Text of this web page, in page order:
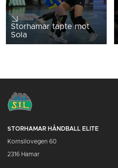
Storhamar tapte mot
Sola
STORHAMAR HÅNDBALL ELITE
Kornsilovegen 60
2316 Hamar